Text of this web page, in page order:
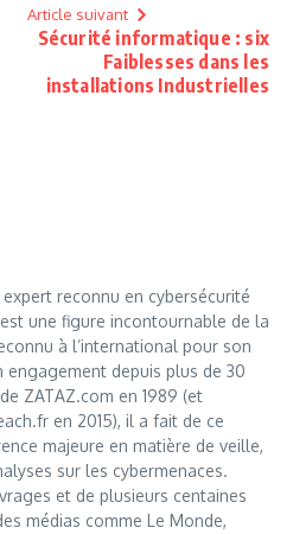
Article suivant
Sécurité informatique : six
Faiblesses dans les
installations Industrielles
reconnu en cybersécurité
une figure incontournable de la
à l’international pour son
engagement depuis plus de 30
ZATAZ.com en 1989 (et
en 2015), il a fait de ce
majeure en matière de veille,
sur les cybermenaces.
et de plusieurs centaines
médias comme Le Monde,